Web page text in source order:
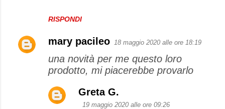
RISPONDI
mary pacileo 18 maggio 2020 alle ore 18:19
una novità per me questo loro
prodotto, mi piacerebbe provarlo
Greta G.
19 maggio 2020 alle ore 09:26